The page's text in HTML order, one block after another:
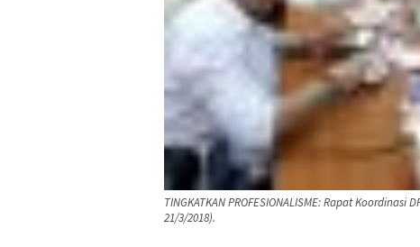
TINGKATKAN PROFESIONALISME: Rapat
21/3/2018).